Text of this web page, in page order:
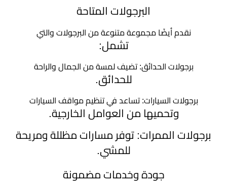
البرجولات المتاحة
نقدم أيضًا مجموعة متنوعة من البرجولات والتي
تشمل:
برجولات الحدائق: تضيف لمسة من الجمال والراحة
للحدائق.
برجولات السيارات: تساعد في تنظيم مواقف السيارات
وتحميها من العوامل الخارجية.
برجولات الممرات: توفر مسارات مظللة ومريحة
للمشي.
جودة وخدمات مضمونة